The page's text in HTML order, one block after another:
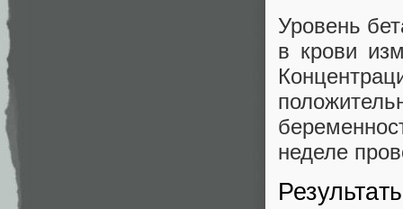
Уровень
в крови
неделе